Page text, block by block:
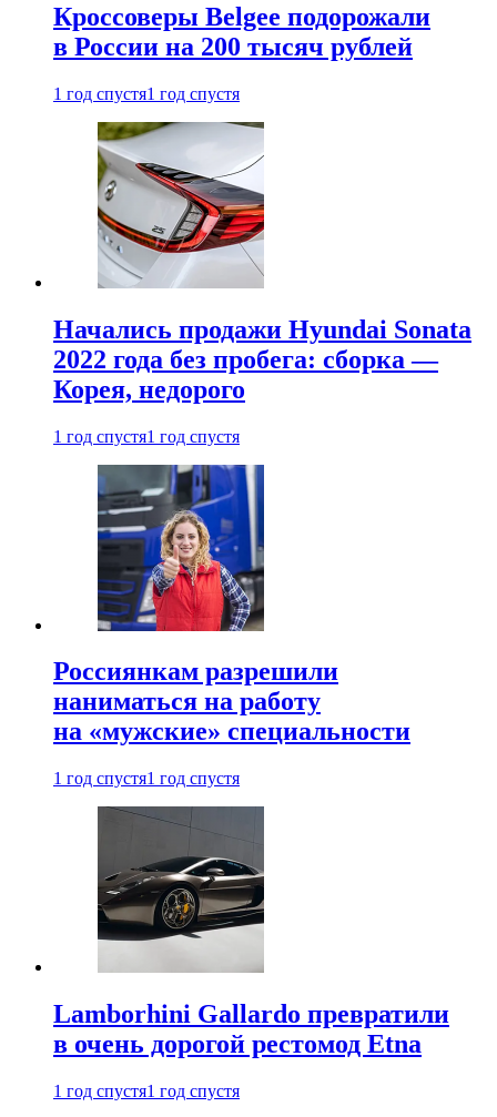
Кроссоверы Belgee подорожали
в России на 200 тысяч рублей
1 год спустя1 год спустя
Начались продажи Hyundai Sonata
2022 года без пробега: сборка —
Корея, недорого
1 год спустя1 год спустя
Россиянкам разрешили
наниматься на работу
на «мужские» специальности
1 год спустя1 год спустя
Lamborhini Gallardo превратили
в очень дорогой рестомод Etna
1 год спустя1 год спустя